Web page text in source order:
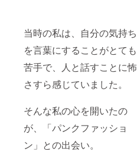
当時の私は、自分の気持ち
を言葉にすることがとても
苦手で、人と話すことに怖
さすら感じていました。
そんな私の心を開いたの
が、「パンクファッショ
ン」との出会い。